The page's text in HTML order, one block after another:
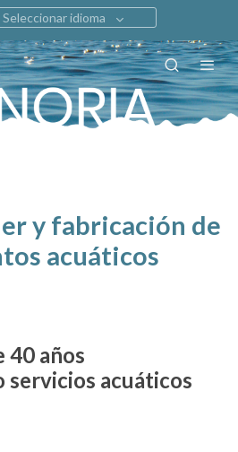
Seleccionar idioma
y fabricación de
acuáticos
40 años
acuáticos